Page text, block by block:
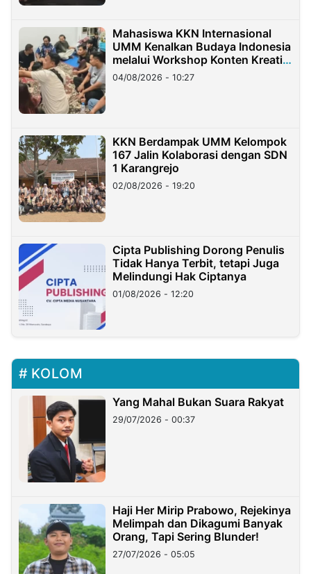
Mahasiswa KKN Internasional
UMM Kenalkan Budaya Indonesia
melalui Workshop Konten Kreatif
di Taiwan
04/08/2026 - 10:27
KKN Berdampak UMM Kelompok
167 Jalin Kolaborasi dengan SDN
1 Karangrejo
02/08/2026 - 19:20
Cipta Publishing Dorong Penulis
Tidak Hanya Terbit, tetapi Juga
Melindungi Hak Ciptanya
01/08/2026 - 12:20
KOLOM
Yang Mahal Bukan Suara Rakyat
29/07/2026 - 00:37
Haji Her Mirip Prabowo, Rejekinya
Melimpah dan Dikagumi Banyak
Orang, Tapi Sering Blunder!
27/07/2026 - 05:05